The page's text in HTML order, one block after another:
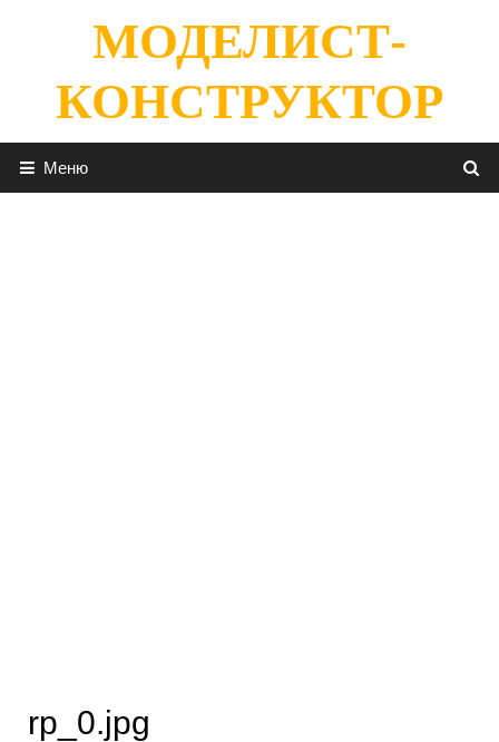
содержимомуМОДЕЛИСТ-
КОНСТРУКТОР
Меню
rp_0.jpg